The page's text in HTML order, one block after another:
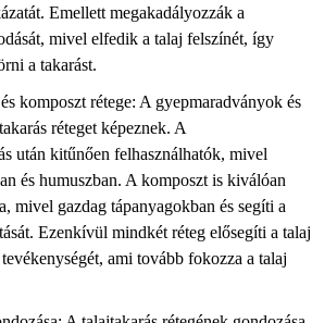
Emellett megakadályozzák a
mivel elfedik a talaj felszínét, így
a takarást.
komposzt rétege: A gyepmaradványok és
réteget képeznek. A
után kitűnően felhasználhatók, mivel
és humuszban. A komposzt is kiválóan
mivel gazdag tápanyagokban és segíti a
Ezenkívül mindkét réteg elősegíti a talaj
ami tovább fokozza a talaj